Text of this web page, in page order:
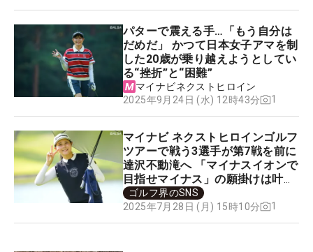
パターで震える手…「もう自分は
だめだ」 かつて日本女子アマを制
した20歳が乗り越えようとしてい
る“挫折”と“困難”
マイナビネクストヒロイン
2025年9月24日 (水) 12時43分
1
マイナビ ネクストヒロインゴルフ
ツアーで戦う3選手が第7戦を前に
達沢不動滝へ 「マイナスイオンで
目指せマイナス」の願掛けは叶っ
たか？
ゴルフ界のSNS
2025年7月28日 (月) 15時10分
1